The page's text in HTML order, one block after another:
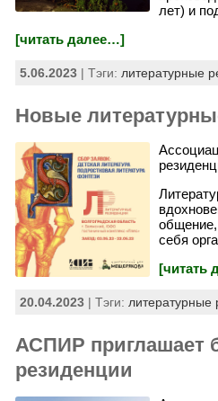
лет) и
[читать далее…]
5.06.2023| Тэги: литературные
Новые
себя
[читать
20.04.2023| Тэги: литературные
АСПИР приглашает
резиденции